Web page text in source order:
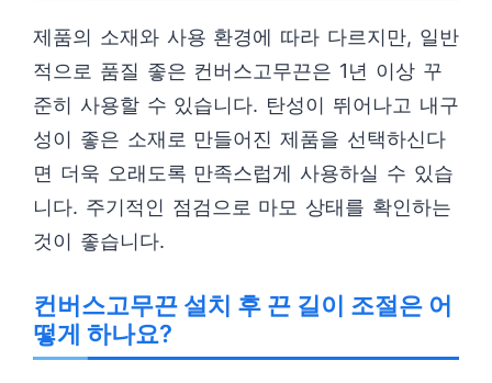
제품의 소재와 사용 환경에 따라 다르지만, 일반
적으로 품질 좋은 컨버스고무끈은 1년 이상 꾸
준히 사용할 수 있습니다. 탄성이 뛰어나고 내구
성이 좋은 소재로 만들어진 제품을 선택하신다
면 더욱 오래도록 만족스럽게 사용하실 수 있습
니다. 주기적인 점검으로 마모 상태를 확인하는
것이 좋습니다.
컨버스고무끈 설치 후 끈 길이 조절은 어
떻게 하나요?